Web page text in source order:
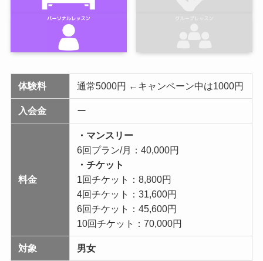
体験料 通常5000円 ←キャンペーン中は1000円
入会金 ー
料金
・マンスリー
6回プラン/月：40,000円
・チケット
1回チケット：8,800円
4回チケット：31,600円
6回チケット：45,600円
10回チケット：70,000円
対象 男女